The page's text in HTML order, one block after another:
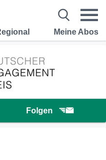
Meine Abos
Folgen